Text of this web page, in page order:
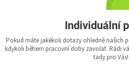
Individuální
Pokud máte jakékoli dotazy ohledně našich
kdykoli během pracovní doby zavolat. Rádi
tady pro Vás!